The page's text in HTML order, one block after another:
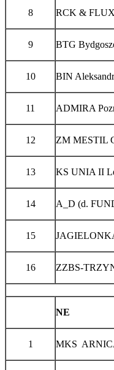
8 RCK &
9 BTG
10 BIN
11 ADMIRA
12 ZM MESTIL
13 KS UNIA II
14 A_D (d.
15
16 ZZBS-
NE
1 MKS